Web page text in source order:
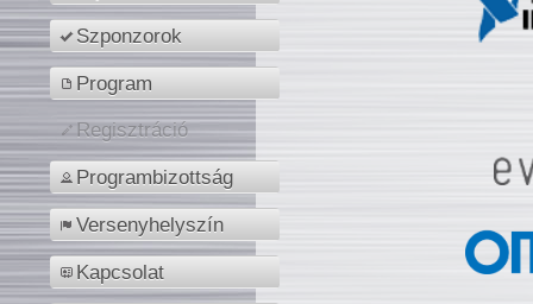
Szponzorok
Program
Regisztráció
Programbizottság
Versenyhelyszín
Kapcsolat